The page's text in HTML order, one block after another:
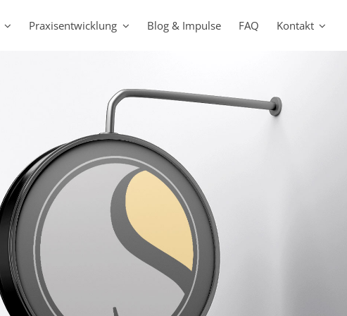
Praxisentwicklung Blog & Impulse FAQ Kontakt